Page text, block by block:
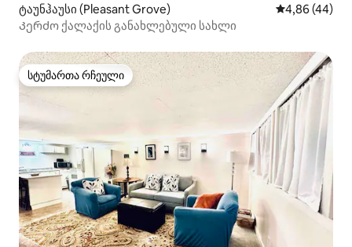
ტაუნჰაუსი (Pleasant Grove) საშუალო
4,86 (44)
Კერძო ქალაქის განახლებული სახლი
სტუმართა რჩეული
სტუმართა რჩეული